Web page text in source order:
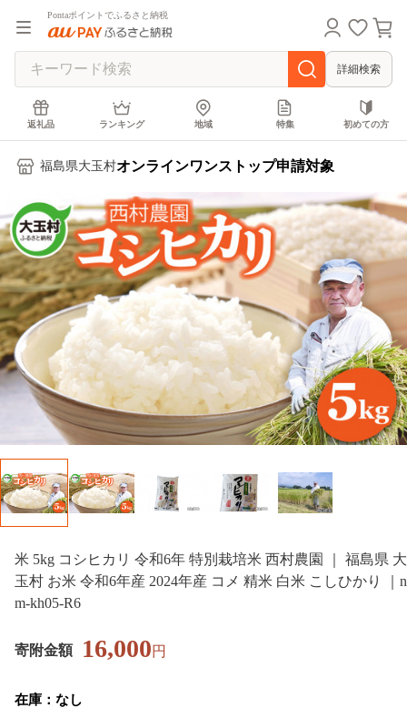
Pontaポイントでふるさと納税
詳細検索
返礼品 ランキング 地域 特集 初めての方
福島県大玉村オンラインワンストップ申請対象
米 5kg コシヒカリ 令和6年 特別栽培米 西村農園 ｜ 福島県 大
玉村 お米 令和6年産 2024年産 コメ 精米 白米 こしひかり ｜n
m-kh05-R6
寄附金額 16,000円
在庫：なし